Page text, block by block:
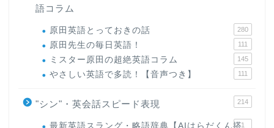
語コラム
原田英語とっておきの話 280
原田先生の毎日英語！ 111
ミスター原田の超絶英語コラム 145
やさしい英語で多読！【音声つき】 111
"シン"・英会話スピード表現 214
最新英語スラング・略語辞典【AIはらだくん搭1